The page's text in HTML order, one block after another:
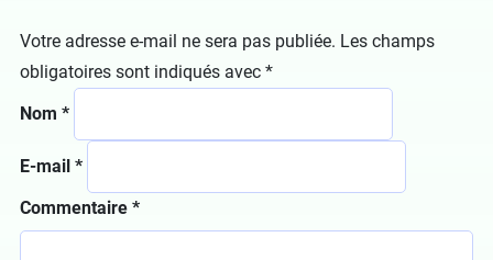
Votre adresse e-mail ne sera pas publiée. Les champs
obligatoires sont indiqués avec *
Commentaire *
Nom *
E-mail *